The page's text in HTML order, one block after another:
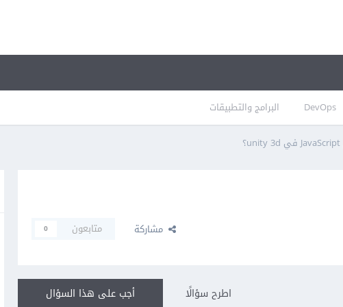
DevOps البرامج والتطبيقات
مشاركة متابعون 0
أجب على هذا السؤال اطرح سؤالًا